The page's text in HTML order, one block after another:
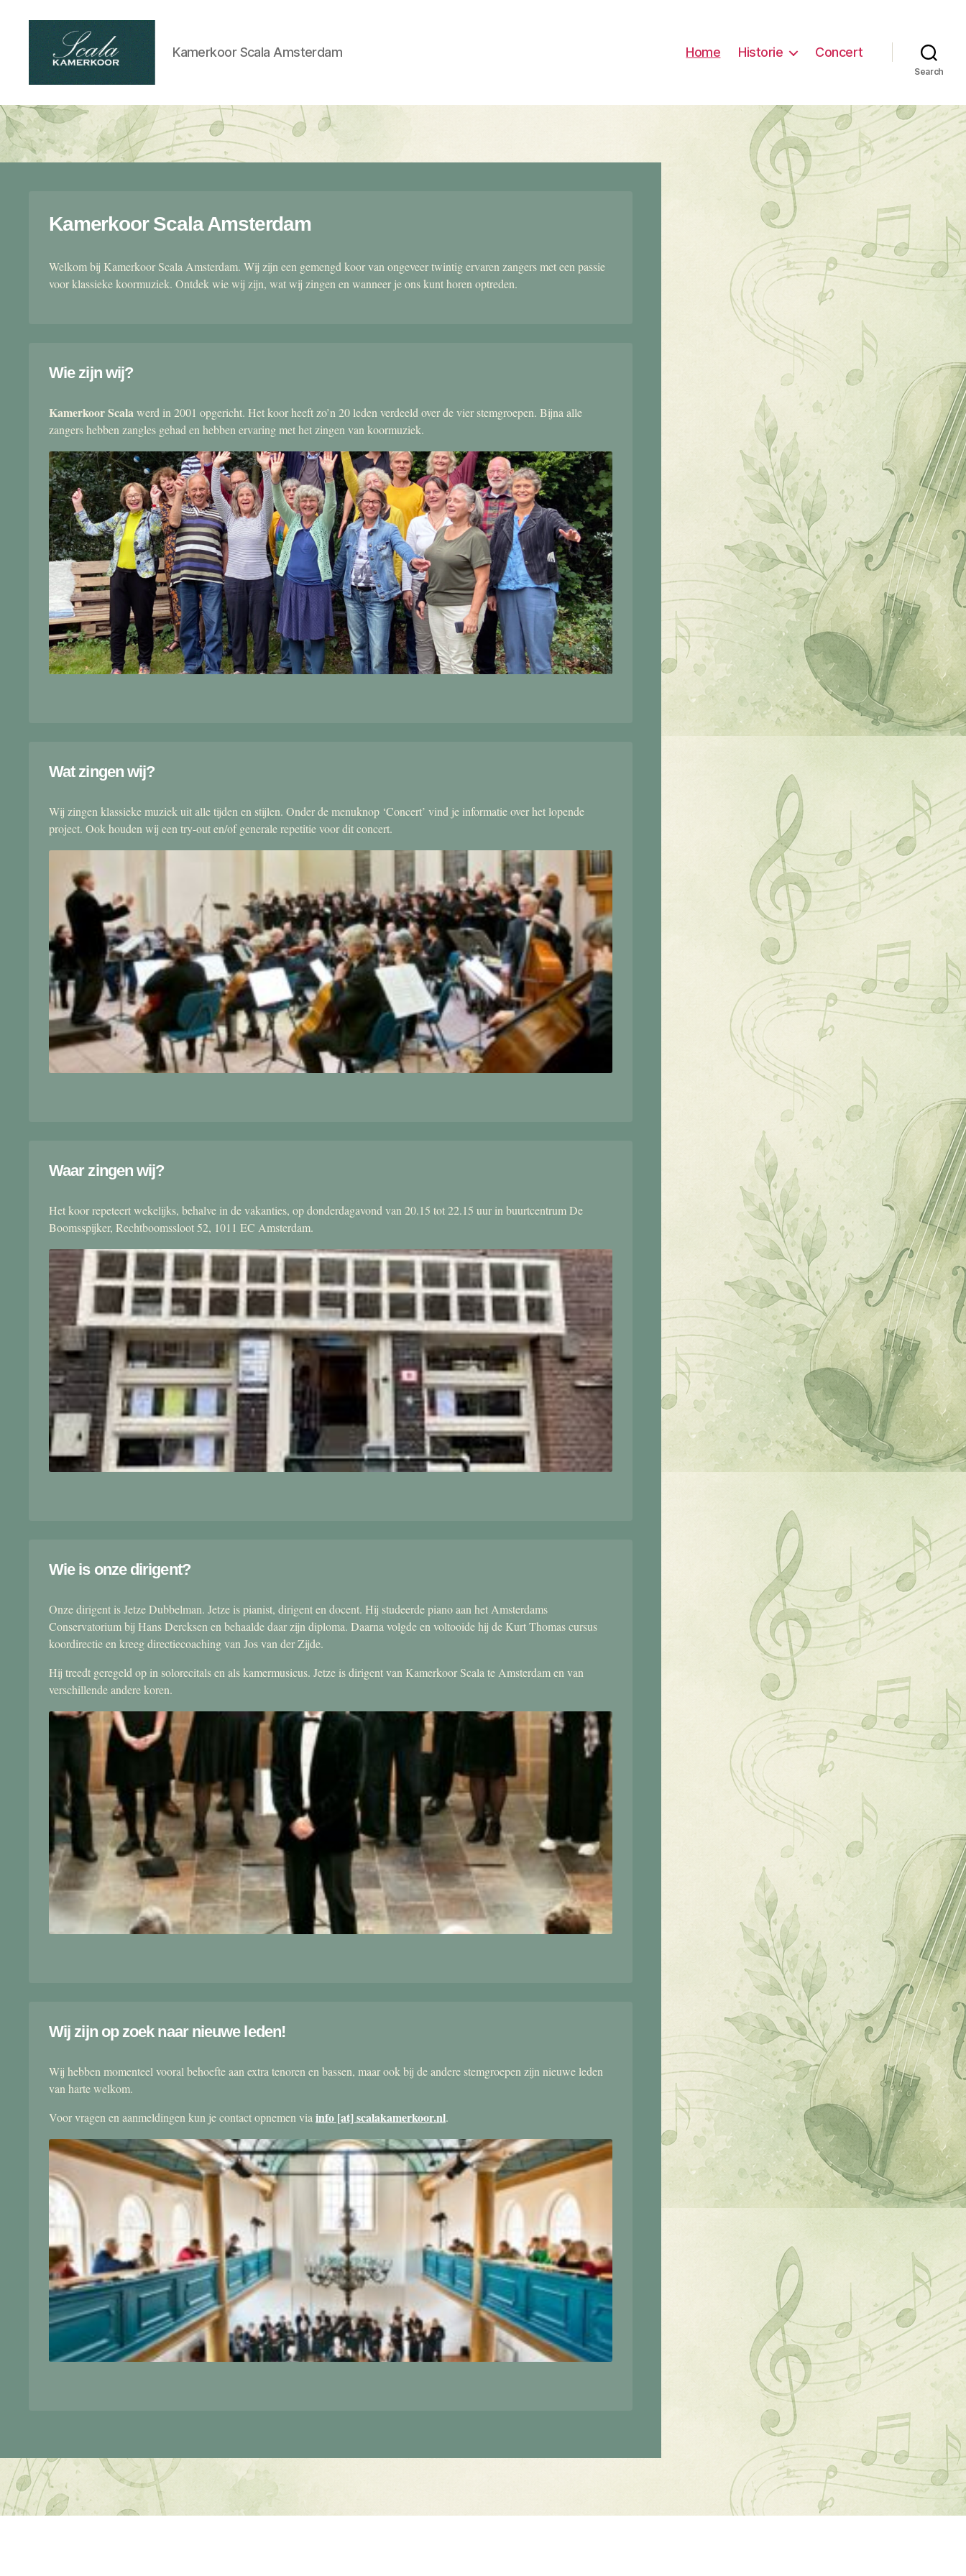
kamerkoor
Kamerkoor Scala Amsterdam Home Historie Concert
Search
Kamerkoor Scala Amsterdam
Welkom bij Kamerkoor Scala Amsterdam. Wij zijn een gemengd koor van ongeveer twintig ervaren zangers met een passie
voor klassieke koormuziek. Ontdek wie wij zijn, wat wij zingen en wanneer je ons kunt horen optreden.
Wie zijn wij?
Kamerkoor Scalawerd in 2001 opgericht. Het koor heeft zo’n 20 leden verdeeld over de vier stemgroepen. Bijna alle
zangers hebben zangles gehad en hebben ervaring met het zingen van koormuziek.
Wat zingen wij?
Wij zingen klassieke muziek uit alle tijden en stijlen. Onder de menuknop ‘Concert’ vind je informatie over het lopende
project. Ook houden wij een try-out en/of generale repetitie voor dit concert.
Waar zingen wij?
Het koor repeteert wekelijks, behalve in de vakanties, op donderdagavond van 20.15 tot 22.15 uur in buurtcentrum De
Boomsspijker, Rechtboomssloot 52, 1011 EC Amsterdam.
Wie is onze dirigent?
Onze dirigent is Jetze Dubbelman. Jetze is pianist, dirigent en docent. Hij studeerde piano aan het Amsterdams
Conservatorium bij Hans Dercksen en behaalde daar zijn diploma. Daarna volgde en voltooide hij de Kurt Thomas cursus
koordirectie en kreeg directiecoaching van Jos van der Zijde.
Hij treedt geregeld op in solorecitals en als kamermusicus. Jetze is dirigent van Kamerkoor Scala te Amsterdam en van
verschillende andere koren.
Wij zijn op zoek naar nieuwe leden!
Wij hebben momenteel vooral behoefte aan extra tenoren en bassen, maar ook bij de andere stemgroepen zijn nieuwe leden
van harte welkom.
Voor vragen en aanmeldingen kun je contact opnemen via info [at] scalakamerkoor.nl.